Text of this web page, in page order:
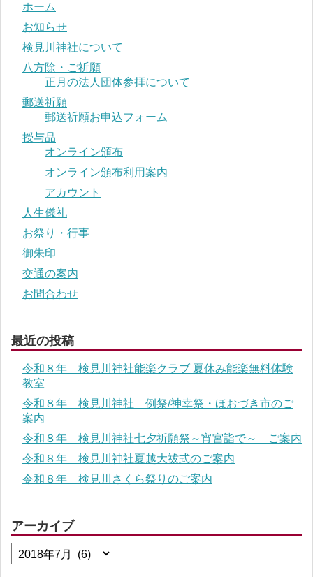
ホーム
お知らせ
検見川神社について
八方除・ご祈願
正月の法人団体参拝について
郵送祈願
郵送祈願お申込フォーム
授与品
オンライン頒布
オンライン頒布利用案内
アカウント
人生儀礼
お祭り・行事
御朱印
交通の案内
お問合わせ
最近の投稿
令和８年 検見川神社能楽クラブ 夏休み能楽無料体験
教室
令和８年 検見川神社 例祭/神幸祭・ほおづき市のご
案内
令和８年 検見川神社七夕祈願祭～宵宮詣で～ ご案内
令和８年 検見川神社夏越大祓式のご案内
令和８年 検見川さくら祭りのご案内
アーカイブ